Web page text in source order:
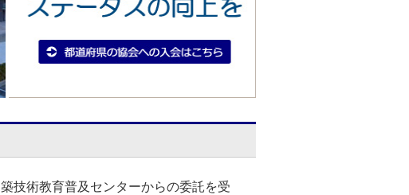
技術教育普及センターからの委託を受